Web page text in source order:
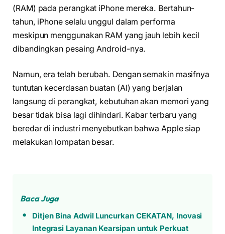
(RAM) pada perangkat iPhone mereka. Bertahun-
tahun, iPhone selalu unggul dalam performa
meskipun menggunakan RAM yang jauh lebih kecil
dibandingkan pesaing Android-nya.
Namun, era telah berubah. Dengan semakin masifnya
tuntutan kecerdasan buatan (AI) yang berjalan
langsung di perangkat, kebutuhan akan memori yang
besar tidak bisa lagi dihindari. Kabar terbaru yang
beredar di industri menyebutkan bahwa Apple siap
melakukan lompatan besar.
Baca Juga
Ditjen Bina Adwil Luncurkan CEKATAN, Inovasi
Integrasi Layanan Kearsipan untuk Perkuat